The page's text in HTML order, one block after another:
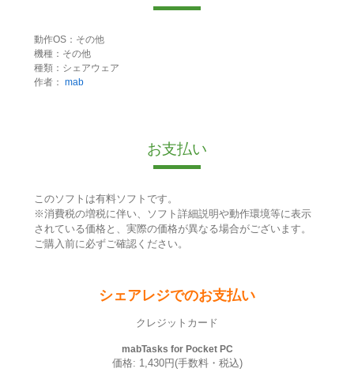
動作OS：その他
機種：その他
種類：シェアウェア
作者： mab
お支払い
このソフトは有料ソフトです。
※消費税の増税に伴い、ソフト詳細説明や動作環境等に表示
されている価格と、実際の価格が異なる場合がございます。
ご購入前に必ずご確認ください。
シェアレジでのお支払い
クレジットカード
mabTasks for Pocket PC
価格: 1,430円(手数料・税込)